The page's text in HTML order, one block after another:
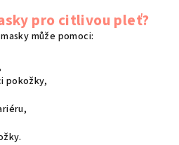
pro citlivou pleť?
může pomoci:
pokožky,